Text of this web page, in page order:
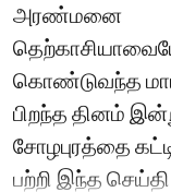
அரண்மனை
கொண்டுவந்த
பிறந்த தினம்
சோழபுரத்தை
பற்றி இந்த